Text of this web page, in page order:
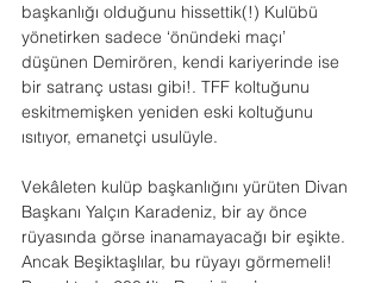
başkanlığı olduğunu hissettik(!) Kulübü
yönetirken sadece ‘önündeki maçı’
düşünen Demirören, kendi kariyerinde ise
bir satranç ustası gibi!. TFF koltuğunu
eskitmemişken yeniden eski koltuğunu
ısıtıyor, emanetçi usulüyle.
Vekâleten kulüp başkanlığını yürüten Divan
Başkanı Yalçın Karadeniz, bir ay önce
rüyasında görse inanamayacağı bir eşikte.
Ancak Beşiktaşlılar, bu rüyayı görmemeli!